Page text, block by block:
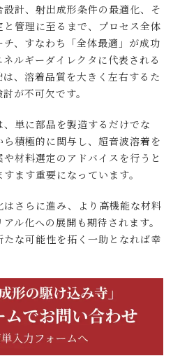
計、射出成形条件の最適化、そ
管理に至るまで、プロセス全体
、すなわち「全体最適」が成功
ルギーダイレクタに代表される
、溶着品質を大きく左右するた
が不可欠です。
単に部品を製造するだけでな
積極的に関与し、超音波溶着を
材料選定のアドバイスを行うと
ます重要になっています。
さらに進み、より高機能な材料
ル化への展開も期待されます。
な可能性を拓く一助となれば幸